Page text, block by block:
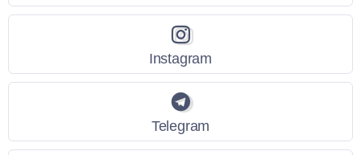
Instagram
Telegram